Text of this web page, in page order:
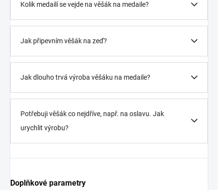
Kolik medailí se vejde na věšák na medaile?
Jak připevním věšák na zeď?
Jak dlouho trvá výroba věšáku na medaile?
Potřebuji věšák co nejdříve, např. na oslavu. Jak
urychlit výrobu?
Doplňkové parametry